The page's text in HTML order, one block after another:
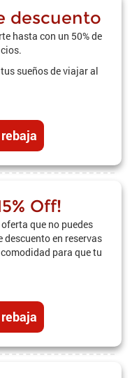
descuento
hasta con un 50% de
sueños de viajar al
Off!
que no puedes
descuento en reservas
para que tu